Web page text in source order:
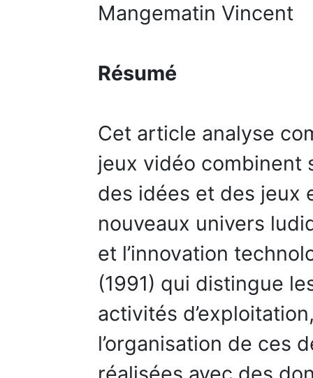
Mangematin Vincent
Résumé
Cet article analyse
jeux vidéo combinent
des idées et des jeux
nouveaux univers
et l’innovation
(1991) qui distingue
activités
l’organisation de ces